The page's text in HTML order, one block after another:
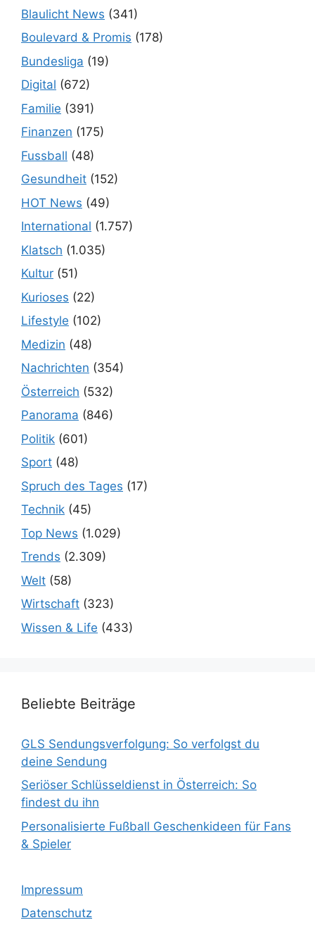
Blaulicht News (341)
Boulevard & Promis (178)
Bundesliga (19)
Digital (672)
Familie (391)
Finanzen (175)
Fussball (48)
Gesundheit (152)
HOT News (49)
International (1.757)
Klatsch (1.035)
Kultur (51)
Kurioses (22)
Lifestyle (102)
Medizin (48)
Nachrichten (354)
Österreich (532)
Panorama (846)
Politik (601)
Sport (48)
Spruch des Tages (17)
Technik (45)
Top News (1.029)
Trends (2.309)
Welt (58)
Wirtschaft (323)
Wissen & Life (433)
Beliebte Beiträge
GLS Sendungsverfolgung: So verfolgst du
deine Sendung
Seriöser Schlüsseldienst in Österreich: So
findest du ihn
Personalisierte Fußball Geschenkideen für Fans
& Spieler
Impressum
Datenschutz